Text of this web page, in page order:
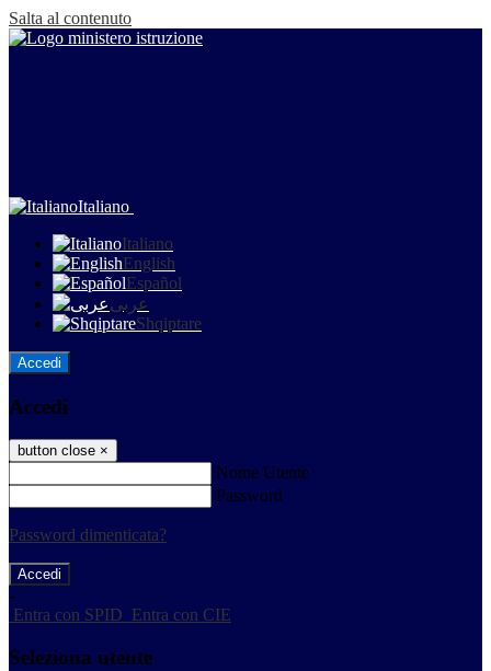
Salta al contenuto
Italiano
Italiano
English
Español
عربى
Shqiptare
Accedi
Accedi
button close ×
Nome Utente
Password
Password dimenticata?
-
Entra con SPID Entra con CIE
Seleziona utente